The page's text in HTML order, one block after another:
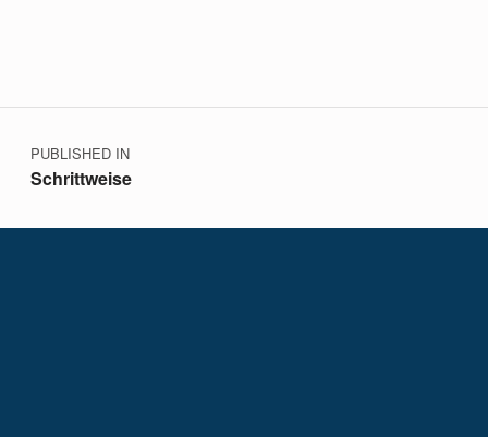
Beitrags-Navigation
PUBLISHED IN
Schrittweise